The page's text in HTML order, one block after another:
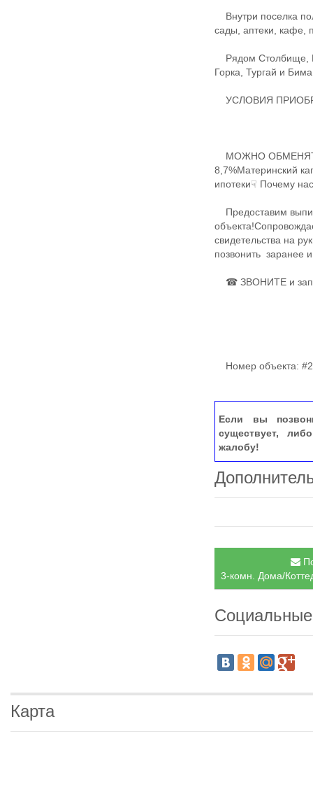
Внутри поселка
сады, аптеки, кафе,
Рядом Столбище,
Горка, Тургай и
УСЛОВИЯ
МОЖНО ОБМЕНЯТЬ
8,7%Материнский
ипотеки☟ Почему
​Предоставим
свидетельства на
позвонить ​ заранее
☎ ЗВОНИТЕ и
Номер объекта:
Если вы
существует,
жалобу!
3-комн. Дома/
Карта